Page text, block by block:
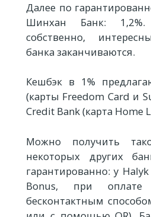
Далее по
Шинхан Банк:
собственно,
банка заканчиваются.
Кешбэк в 1%
(карты Freedom Card и
Credit Bank (карта Home
Можно получить
некоторых других
гарантированно: у
Bonus, при
бесконтактным